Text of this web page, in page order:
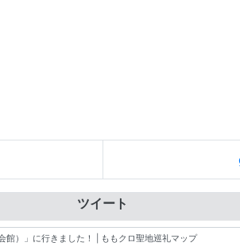
ツイート